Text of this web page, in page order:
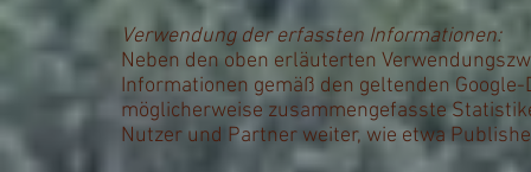
Verwendung der erfassten Informationen:
Neben den oben erläuterten
Informationen gemäß den geltenden
möglicherweise zusammengefasste
Nutzer und Partner weiter, wie etwa